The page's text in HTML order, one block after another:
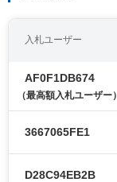
入札ユーザー
AF0F1DB674
（最高額入札ユーザー）
3667065FE1
D28C94EB2B